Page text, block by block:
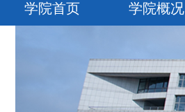
学院首页 学院概况